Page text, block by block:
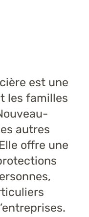
est une
les familles
autres
offre une